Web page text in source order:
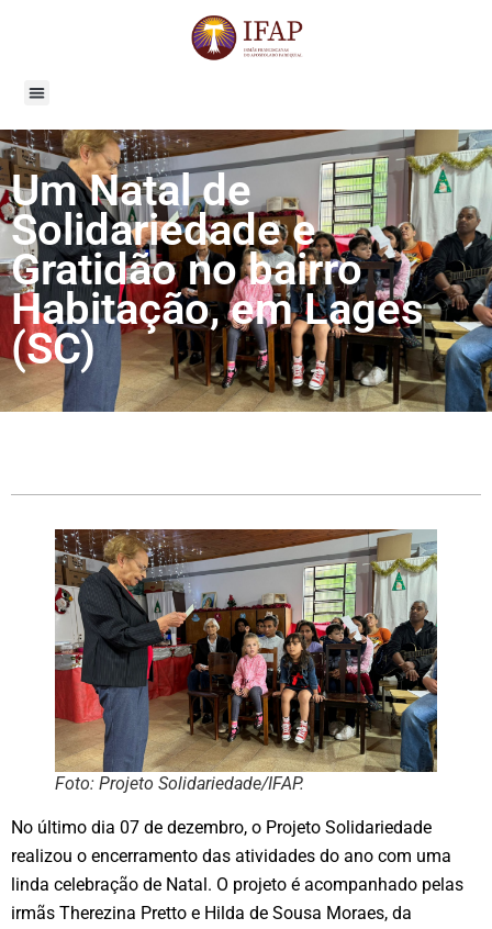
Um Natal de
Solidariedade e
Gratidão no bairro
Habitação, em Lages
(SC)
Foto: Projeto Solidariedade/IFAP.
No último dia 07 de dezembro, o Projeto Solidariedade
realizou o encerramento das atividades do ano com uma
linda celebração de Natal. O projeto é acompanhado pelas
irmãs Therezina Pretto e Hilda de Sousa Moraes, da